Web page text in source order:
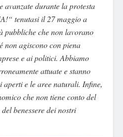
avanzate durante la protesta
“ tenutasi il 27 maggio a
pubbliche che non lavorano
non agiscono con piena
e ai politici. Abbiamo
attuate e stanno
aperti e le aree naturali. Infine,
che non tiene conto del
benessere dei nostri